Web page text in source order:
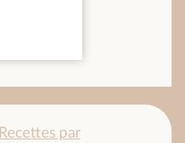
Recettes par